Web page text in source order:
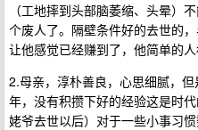
（工地摔到头部脑萎缩、头晕）
个废人了。隔壁条件好的去世的
让他感觉已经赚到了，他简单的
2.母亲，淳朴善良，心思细腻，
年，没有积攒下好的经验这是时
姥爷去世以后）对于一些小事习